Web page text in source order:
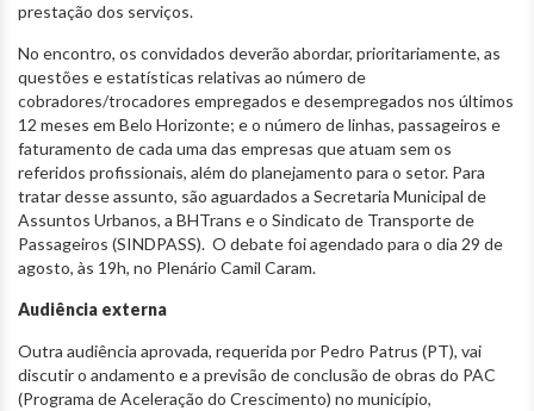
prestação dos serviços.
No encontro, os convidados deverão abordar, prioritariamente, as
questões e estatísticas relativas ao número de
cobradores/trocadores empregados e desempregados nos últimos
12 meses em Belo Horizonte; e o número de linhas, passageiros e
faturamento de cada uma das empresas que atuam sem os
referidos profissionais, além do planejamento para o setor. Para
tratar desse assunto, são aguardados a Secretaria Municipal de
Assuntos Urbanos, a BHTrans e o Sindicato de Transporte de
Passageiros (SINDPASS). O debate foi agendado para o dia 29 de
agosto, às 19h, no Plenário Camil Caram.
Audiência externa
Outra audiência aprovada, requerida por Pedro Patrus (PT), vai
discutir o andamento e a previsão de conclusão de obras do PAC
(Programa de Aceleração do Crescimento) no município,